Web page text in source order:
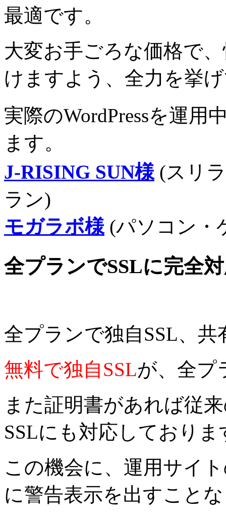
最適です。
大変お手ごろな価格で
けますよう、全力を挙
実際のWordPressを運用
ます。
J-RISING SUN様(スリ
ラン)
モガラボ様(パソコン・
全プランでSSLに完全
全プランで独自SSL、
無料で独自SSLが、全プ
また証明書があれば従
SSLにも対応しておりま
この機会に、運用サイ
に警告表示を出すこと